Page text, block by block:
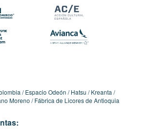
Espacio Odeón Hatsu
Kreanta
Moreno
Fábrica de Licores de Antioquia